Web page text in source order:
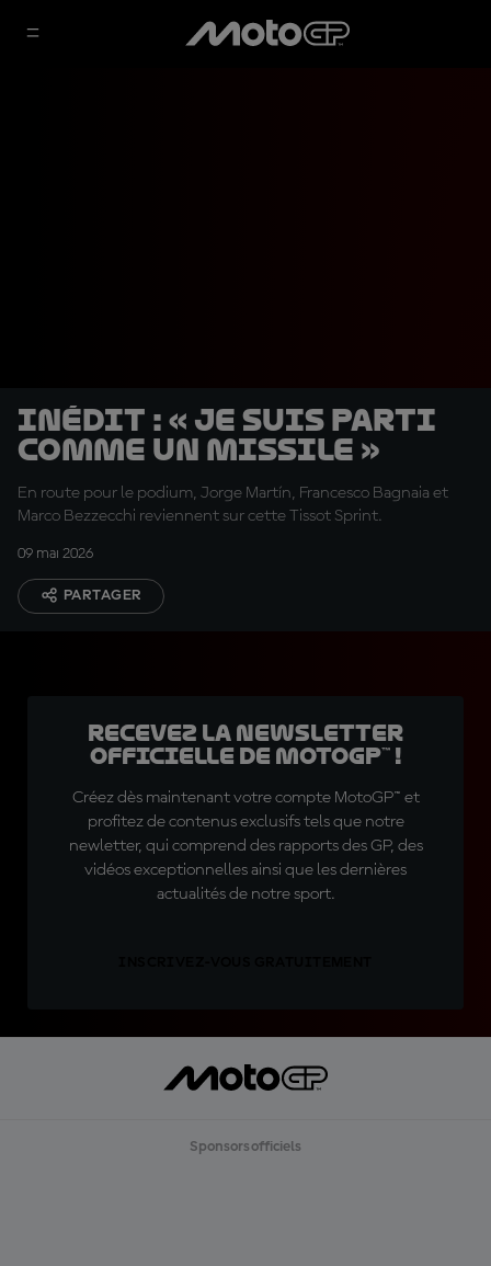
INÉDIT : « Je suis parti
comme un missile »
En route pour le podium, Jorge Martín, Francesco Bagnaia et
Marco Bezzecchi reviennent sur cette Tissot Sprint.
09 mai 2026
PARTAGER
Recevez la Newsletter
officielle de MotoGP™ !
Créez dès maintenant votre compte MotoGP™ et
profitez de contenus exclusifs tels que notre
newletter, qui comprend des rapports des GP, des
vidéos exceptionnelles ainsi que les dernières
actualités de notre sport.
Sponsors officiels